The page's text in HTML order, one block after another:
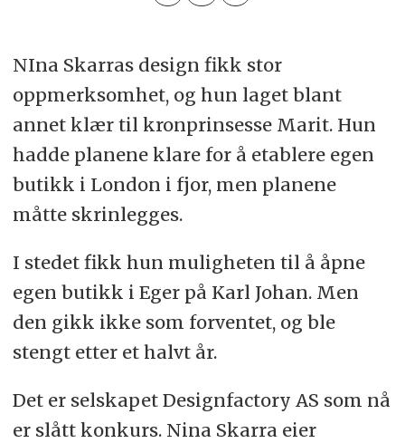
NIna Skarras design fikk stor
oppmerksomhet, og hun laget blant
annet klær til kronprinsesse Marit. Hun
hadde planene klare for å etablere egen
butikk i London i fjor, men planene
måtte skrinlegges.
I stedet fikk hun muligheten til å åpne
egen butikk i Eger på Karl Johan. Men
den gikk ikke som forventet, og ble
stengt etter et halvt år.
Det er selskapet Designfactory AS som nå
er slått konkurs. Nina Skarra eier